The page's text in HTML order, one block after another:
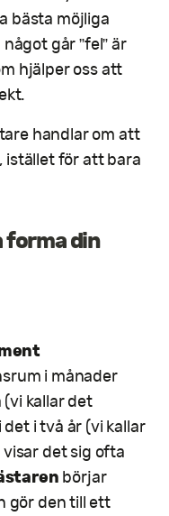
bästa möjliga
går ”fel” är
hjälper oss att
handlar om att
istället för att bara
forma din
i månader
(vi kallar det
i två år (vi kallar
visar det sig ofta
börjar
gör den till ett